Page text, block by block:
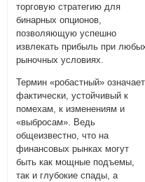
торговую стратегию для
бинарных опционов,
позволяющую успешно
извлекать прибыль при
рыночных условиях.
Термин «робастный»
фактически, устойчивый к
помехам, к изменениям и
«выбросам». Ведь
общеизвестно, что на
финансовых рынках могут
быть как мощные подъемы,
так и глубокие спады, а